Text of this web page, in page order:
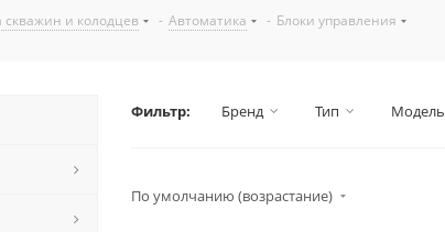
скважин и колодцев - Автоматика - Блоки управления
Фильтр: Бренд Тип Модель
По умолчанию (возрастание)